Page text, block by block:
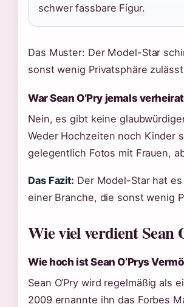
schwer fassbare Figur.
Das Muster: Der Model-Star
sonst wenig Privatsphäre
War Sean O’Pry jemals
Nein, es gibt keine
Weder Hochzeiten noch Kinder
gelegentlich Fotos mit Frauen,
Das Fazit: Der Model-Star hat
einer Branche, die sonst wenig
Wie viel verdient Sean
Wie hoch ist Sean O’Prys
Sean O’Pry wird regelmäßig
2009 ernannte ihn das Forbes